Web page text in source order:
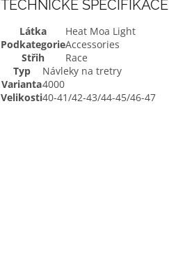
TECHNICKÉ SPECIFIKACE
Látka
Heat Moa Light
PodkategorieAccessories
Střih
Race
Typ
Návleky na tretry
Varianta4000
Velikosti40-41/42-43/44-45/46-47